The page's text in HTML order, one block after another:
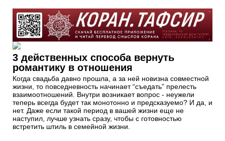
3 действенных способа вернуть
романтику в отношения
Когда свадьба давно прошла, а за ней новизна совместной
жизни, то повседневность начинает “съедать” прелесть
взаимоотношений. Внутри возникает вопрос - неужели
теперь всегда будет так монотонно и предсказуемо? И да, и
нет. Даже если такой период в вашей жизни еще не
наступил, лучше узнать сразу, чтобы с готовностью
встретить штиль в семейной жизни.